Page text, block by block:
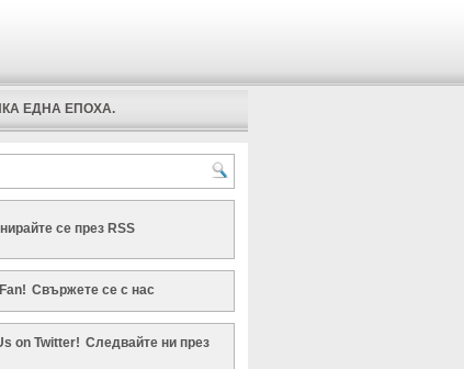
ЕДНА ЕПОХА.
се през RSS
Свържете се с нас
Следвайте ни през